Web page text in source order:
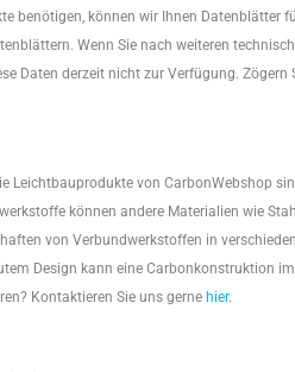
benötigen, können wir Ihnen Datenblätter
Wenn Sie nach weiteren
Daten derzeit nicht zur Verfügung. Zögern
Leichtbauprodukte von CarbonWebshop
können andere Materialien wie
von Verbundwerkstoffen in
Design kann eine Carbonkonstruktion
Kontaktieren Sie uns gernehier.